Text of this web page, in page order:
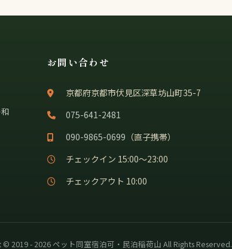
お問い合わせ
京都府京都市伏見区深草坊山町35-7
075-641-2481
090-9865-0699 （直子携帯）
チェックイン 15:00〜23:00
チェックアウト 10:00
2019 - 2026 ペット同室宿泊可・民泊稲荷山 All Rights Reserved.